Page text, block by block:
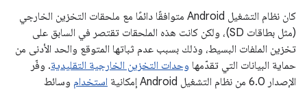
كان نظام التشغيل Android متوافقًا دائمًا مع ملحقات التخزين الخارجي
(مثل بطاقات SD)، ولكن كانت هذه الملحقات تقتصر في السابق على
تخزين الملفات البسيط، وذلك بسبب عدم ثباتها المتوقع والحد الأدنى من
حماية البيانات التي تقدّمها وحدات التخزين الخارجية التقليدية. وفّر
الإصدار 6.0 من نظام التشغيل Android إمكانية
استخدام وسائط